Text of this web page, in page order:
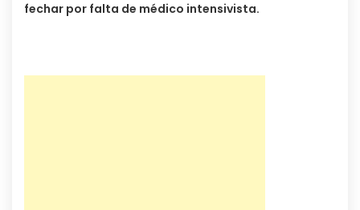
fechar por falta de médico intensivista.